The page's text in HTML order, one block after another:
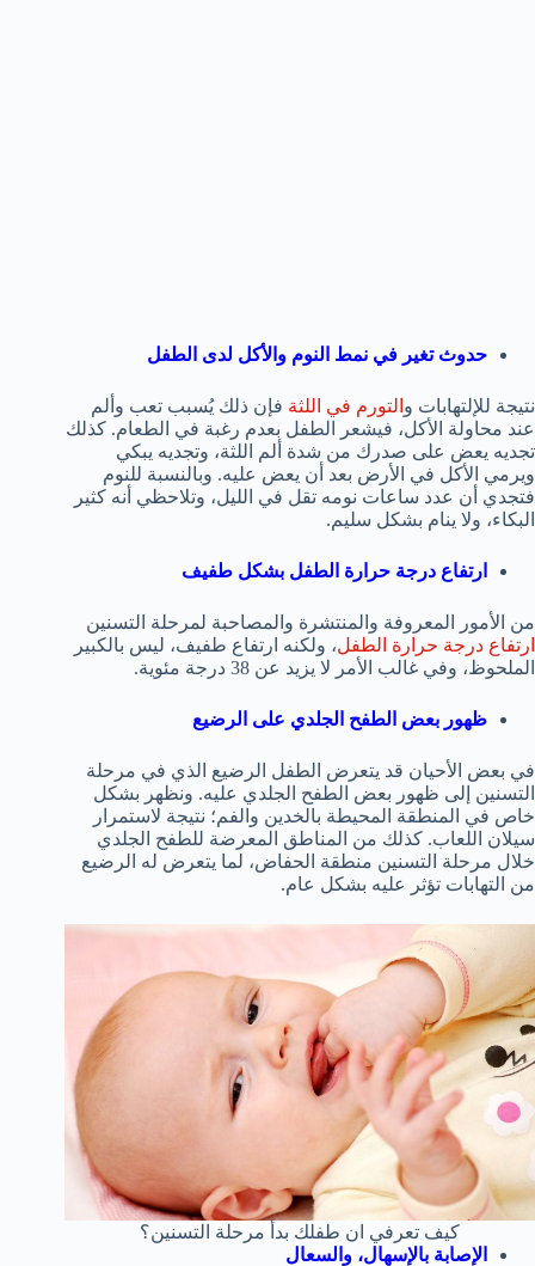
حدوث تغير في نمط النوم والأكل لدى الطفل
نتيجة للإلتهابات و التورم في اللثة فإن ذلك يُسبب تعب وألم
عند محاولة الأكل، فيشعر الطفل بعدم رغبة في الطعام. كذلك
تجديه يعض على صدرك من شدة ألم اللثة، وتجديه يبكي
ويرمي الأكل في الأرض بعد أن يعض عليه. وبالنسبة للنوم
فتجدي أن عدد ساعات نومه تقل في الليل، وتلاحظي أنه كثير
البكاء، ولا ينام بشكل سليم.
ارتفاع درجة حرارة الطفل بشكل طفيف
من الأمور المعروفة والمنتشرة والمصاحبة لمرحلة التسنين
ارتفاع درجة حرارة الطفل، ولكنه ارتفاع طفيف، ليس بالكبير
الملحوظ، وفي غالب الأمر لا يزيد عن 38 درجة مئوية.
ظهور بعض الطفح الجلدي على الرضيع
في بعض الأحيان قد يتعرض الطفل الرضيع الذي في مرحلة
التسنين إلى ظهور بعض الطفح الجلدي عليه. ونظهر بشكل
خاص في المنطقة المحيطة بالخدين والفم؛ نتيجة لاستمرار
سيلان اللعاب. كذلك من المناطق المعرضة للطفح الجلدي
خلال مرحلة التسنين منطقة الحفاض، لما يتعرض له الرضيع
من التهابات تؤثر عليه بشكل عام.
كيف تعرفي ان طفلك بدأ مرحلة التسنين؟
الإصابة بالإسهال، والسعال